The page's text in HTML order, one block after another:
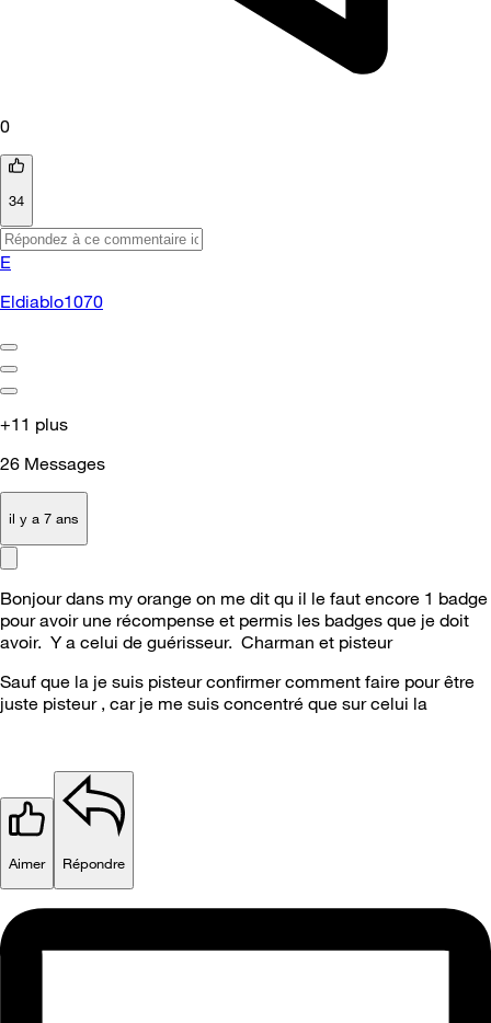
0
34
E
Eldiablo1070
+11 plus
26 Messages
il y a 7 ans
Bonjour dans my orange on me dit qu il le faut encore 1 badge
pour avoir une récompense et permis les badges que je doit
avoir. Y a celui de guérisseur. Charman et pisteur
Sauf que la je suis pisteur confirmer comment faire pour être
juste pisteur , car je me suis concentré que sur celui la
Aimer Répondre